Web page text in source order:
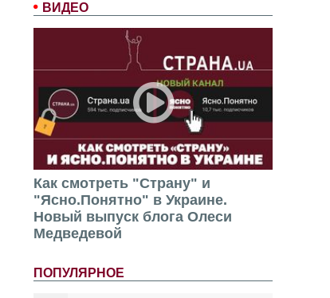
ВИДЕО
Как смотреть "Страну" и
"Ясно.Понятно" в Украине.
Новый выпуск блога Олеси
Медведевой
ПОПУЛЯРНОЕ